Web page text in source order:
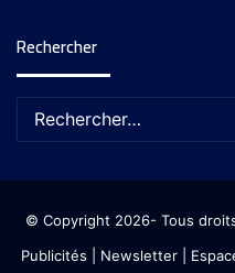
Rechercher
© Copyright 2026- Tous
Publicités
Newsletter|